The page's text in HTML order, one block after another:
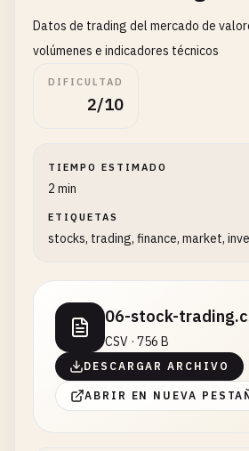
Datos de trading del mercado de
volúmenes e indicadores técnicos
DIFICULTAD
2/10
TIEMPO ESTIMADO
2 min
ETIQUETAS
stocks, trading, finance, market,
06-stock-
CSV · 756 B
DESCARGAR ARCHIVO
ABRIR EN NUEVA